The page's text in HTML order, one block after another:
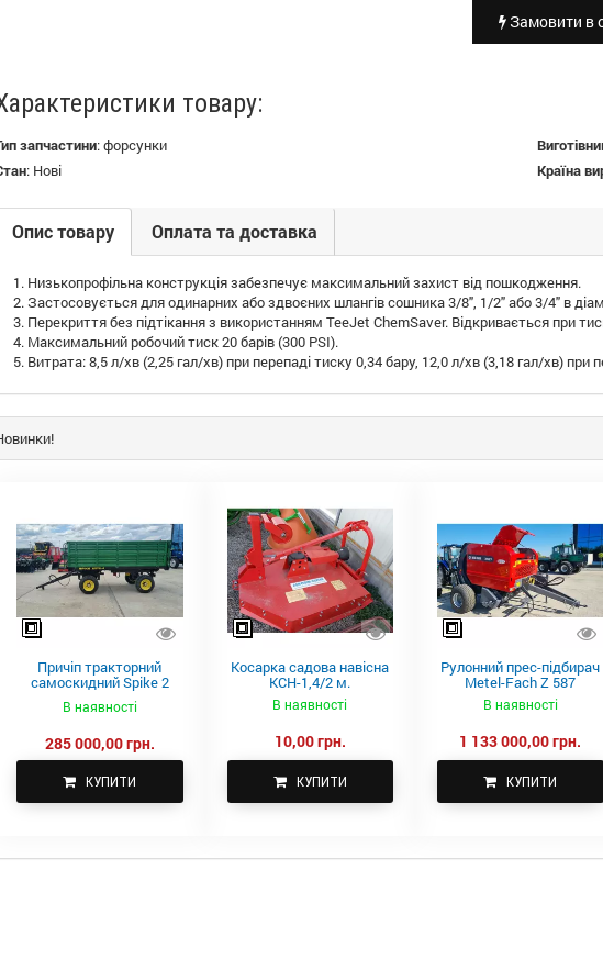
Замовити в
товару:
запчастини:форсунки
: Нові Країна
Опис товару Оплата та доставка
Низькопрофільна конструкція забезпечує максимальний захист від пошкодження.
Застосовується для одинарних або здвоєних шлангів сошника 3/8", 1/2" або 3/4" в
Перекриття без підтікання з використанням TeeJet ChemSaver. Відкривається при
Максимальний робочий тиск 20 барів (300 PSI).
Витрата: 8,5 л/хв (2,25 гал/хв) при перепаді тиску 0,34 бару, 12,0 л/хв (3,18 гал/хв) при
Причіп тракторний
самоскидний Spike 2
В наявності
285 000,00 грн.
КУПИТИ
Косарка садова навісна
КСН-1,4/2 м.
В наявності
10,00 грн.
КУПИТИ
Рулонний прес-підбирач
Metel-Fach Z 587
В наявності
1 133 000,00 грн.
КУПИТИ